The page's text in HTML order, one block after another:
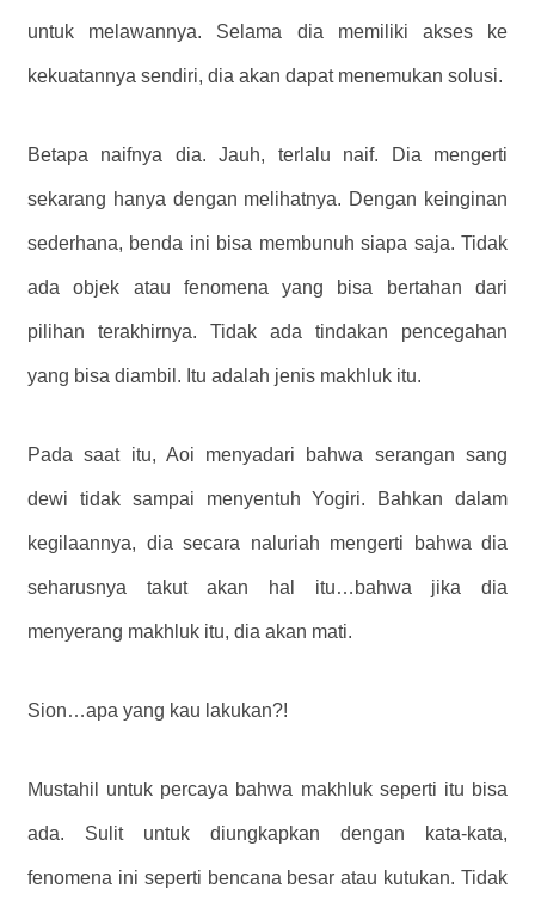
untuk melawannya. Selama dia memiliki akses ke
kekuatannya sendiri, dia akan dapat menemukan solusi.
Betapa naifnya dia. Jauh, terlalu naif. Dia mengerti
sekarang hanya dengan melihatnya. Dengan keinginan
sederhana, benda ini bisa membunuh siapa saja. Tidak
ada objek atau fenomena yang bisa bertahan dari
pilihan terakhirnya. Tidak ada tindakan pencegahan
yang bisa diambil. Itu adalah jenis makhluk itu.
Pada saat itu, Aoi menyadari bahwa serangan sang
dewi tidak sampai menyentuh Yogiri. Bahkan dalam
kegilaannya, dia secara naluriah mengerti bahwa dia
seharusnya takut akan hal itu…bahwa jika dia
menyerang makhluk itu, dia akan mati.
Sion…apa yang kau lakukan?!
Mustahil untuk percaya bahwa makhluk seperti itu bisa
ada. Sulit untuk diungkapkan dengan kata-kata,
fenomena ini seperti bencana besar atau kutukan. Tidak